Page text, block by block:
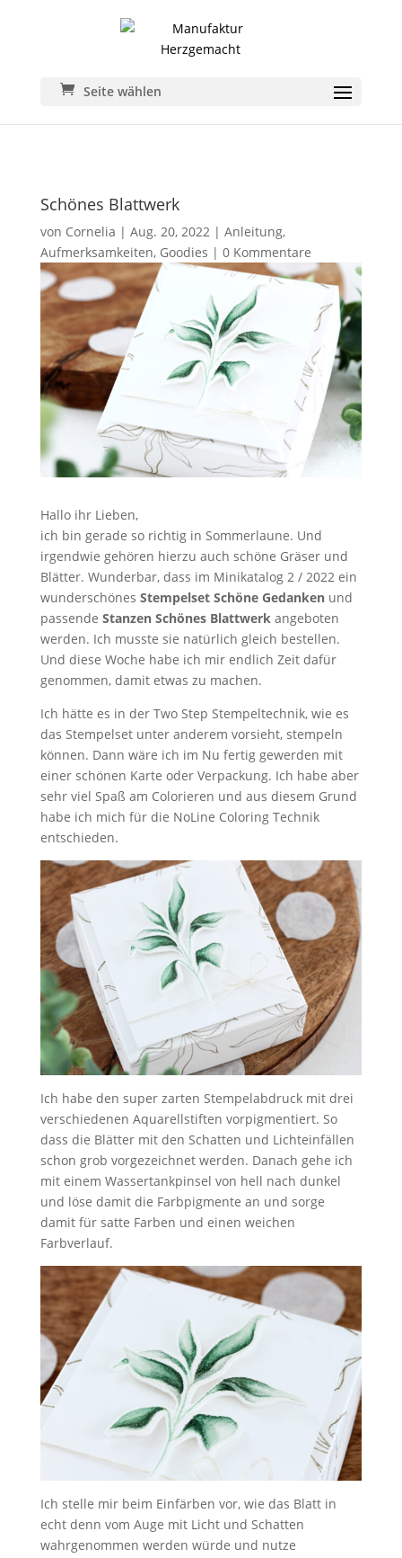
Seite wählen
Schönes Blattwerk
von Cornelia | Aug. 20, 2022| Anleitung,
Aufmerksamkeiten, Goodies | 0 Kommentare
Hallo ihr Lieben,
ich bin gerade so richtig in Sommerlaune. Und
irgendwie gehören hierzu auch schöne Gräser und
Blätter. Wunderbar, dass im Minikatalog 2 / 2022 ein
wunderschönes Stempelset Schöne Gedankenund
passende Stanzen Schönes Blattwerkangeboten
werden. Ich musste sie natürlich gleich bestellen.
Und diese Woche habe ich mir endlich Zeit dafür
genommen, damit etwas zu machen.
Ich hätte es in der Two Step Stempeltechnik, wie es
das Stempelset unter anderem vorsieht, stempeln
können. Dann wäre ich im Nu fertig gewerden mit
einer schönen Karte oder Verpackung. Ich habe aber
sehr viel Spaß am Colorieren und aus diesem Grund
habe ich mich für die NoLine Coloring Technik
entschieden.
Ich habe den super zarten Stempelabdruck mit drei
verschiedenen Aquarellstiften vorpigmentiert. So
dass die Blätter mit den Schatten und Lichteinfällen
schon grob vorgezeichnet werden. Danach gehe ich
mit einem Wassertankpinsel von hell nach dunkel
und löse damit die Farbpigmente an und sorge
damit für satte Farben und einen weichen
Farbverlauf.
Ich stelle mir beim Einfärben vor, wie das Blatt in
echt denn vom Auge mit Licht und Schatten
wahrgenommen werden würde und nutze